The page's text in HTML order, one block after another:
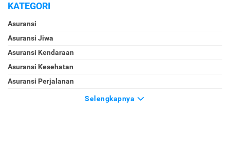
KATEGORI
Asuransi
Asuransi Jiwa
Asuransi Kendaraan
Asuransi Kesehatan
Asuransi Perjalanan
Selengkapnya